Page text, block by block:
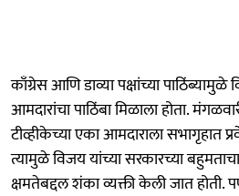
काँग्रेस आणि डाव्या पक्षांच्या
आमदारांचा पाठिंबा मिळाला होता.
टीव्हीकेच्या एका आमदाराला सभागृहात
त्यामुळे विजय यांच्या सरकारच्या
क्षमतेबद्दल शंका व्यक्ती केली जात होती.